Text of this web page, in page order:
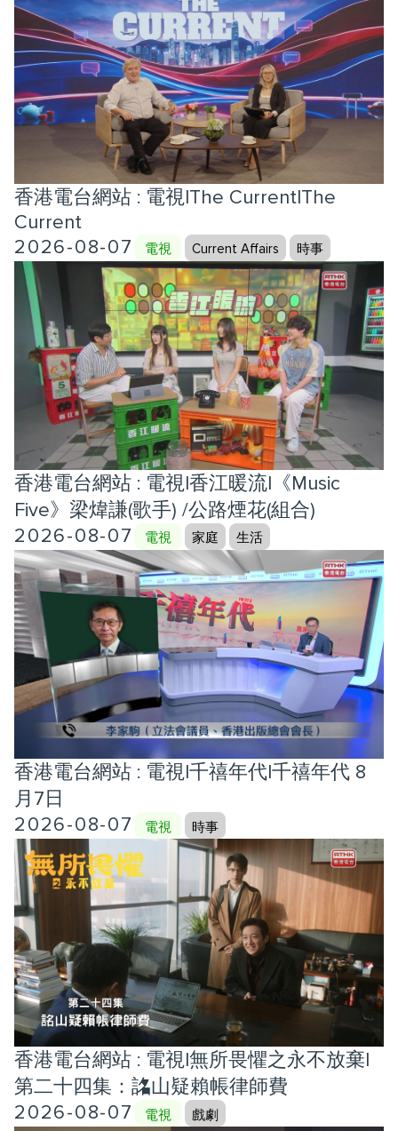
香港電台網站 : 電視|The Current|The
Current
2026-08-07
電視 Current Affairs 時事
香港電台網站 : 電視|香江暖流|《Music
Five》梁煒謙(歌手) /公路煙花(組合)
2026-08-07
電視 家庭 生活
香港電台網站 : 電視|千禧年代|千禧年代 8
月7日
2026-08-07
電視 時事
香港電台網站 : 電視|無所畏懼之永不放棄|
第二十四集：詺山疑賴帳律師費
2026-08-07
電視 戲劇